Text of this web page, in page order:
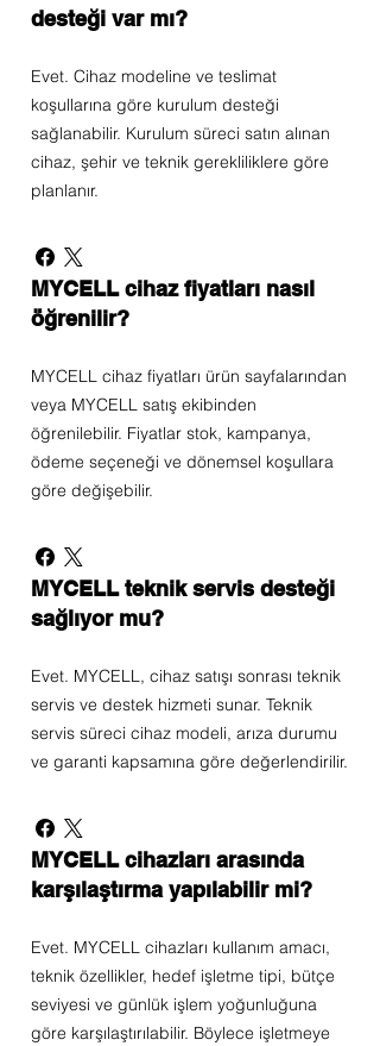
desteği var mı?
Evet. Cihaz modeline ve teslimat
koşullarına göre kurulum desteği
sağlanabilir. Kurulum süreci satın alınan
cihaz, şehir ve teknik gerekliliklere göre
planlanır.
MYCELL cihaz fiyatları nasıl
öğrenilir?
MYCELL cihaz fiyatları ürün sayfalarından
veya MYCELL satış ekibinden
öğrenilebilir. Fiyatlar stok, kampanya,
ödeme seçeneği ve dönemsel koşullara
göre değişebilir.
MYCELL teknik servis desteği
sağlıyor mu?
Evet. MYCELL, cihaz satışı sonrası teknik
servis ve destek hizmeti sunar. Teknik
servis süreci cihaz modeli, arıza durumu
ve garanti kapsamına göre değerlendirilir.
MYCELL cihazları arasında
karşılaştırma yapılabilir mi?
Evet. MYCELL cihazları kullanım amacı,
teknik özellikler, hedef işletme tipi, bütçe
seviyesi ve günlük işlem yoğunluğuna
göre karşılaştırılabilir. Böylece işletmeye